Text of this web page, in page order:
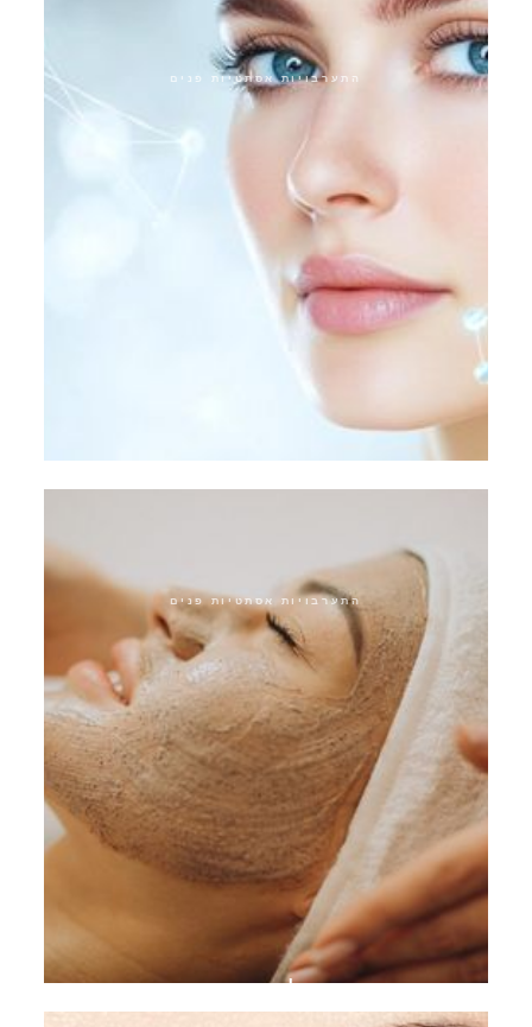
התערבויות אסתטיות פנים
ארוחת צהריים אקספרס
התערבויות אסתטיות פנים
פילינג כימי